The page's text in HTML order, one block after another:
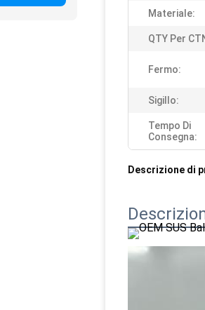
Materiale:
QTY Per
Fermo:
Sigillo:
Tempo Di
Consegna:
Descrizione di